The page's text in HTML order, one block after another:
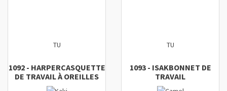
TU
1092- HARPERCASQUETTE
DE TRAVAIL À OREILLES
TU
1093- ISAKBONNET DE
TRAVAIL